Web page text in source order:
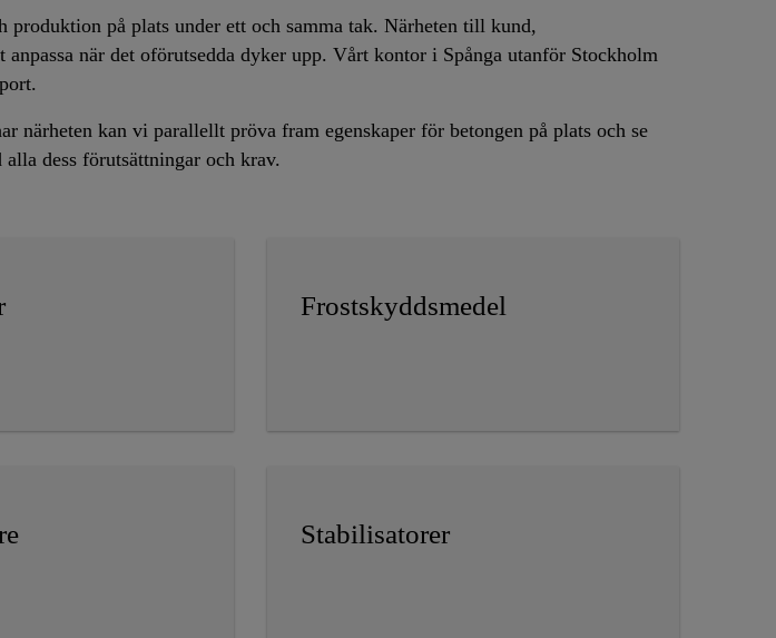
produktion på plats under ett och samma tak. Närheten till kund,
när det oförutsedda dyker upp. Vårt kontor i Spånga utanför Stockholm
kan vi parallellt pröva fram egenskaper för betongen på plats och se
dess förutsättningar och krav.
Frostskyddsmedel
Stabilisatorer